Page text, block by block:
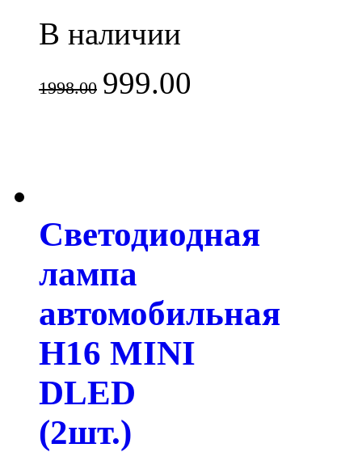
В наличии
1998.00 999.00
Светодиодная
лампа
автомобильная
H16 MINI
DLED
(2шт.)